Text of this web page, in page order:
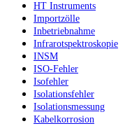
HT Instruments
Importzölle
Inbetriebnahme
Infrarotspektroskopie
INSM
ISO-Fehler
Isofehler
Isolationsfehler
Isolationsmessung
Kabelkorrosion